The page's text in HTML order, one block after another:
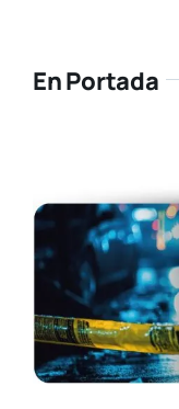
En Portada